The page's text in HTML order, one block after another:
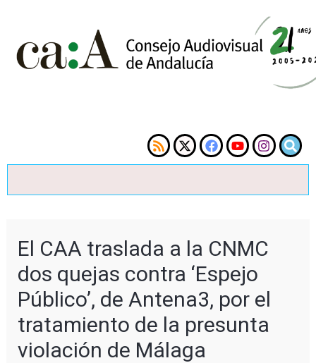
El CAA traslada a la CNMC
dos quejas contra ‘Espejo
Público’, de Antena3, por el
tratamiento de la presunta
violación de Málaga